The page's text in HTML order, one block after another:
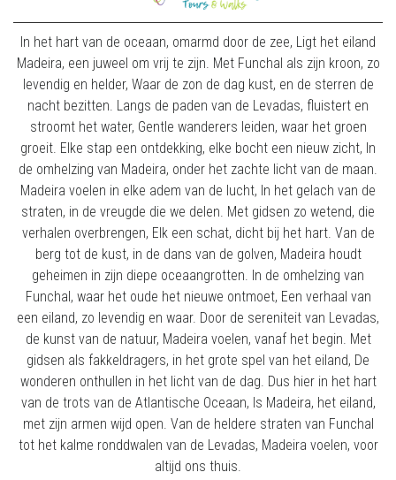
In het hart van de oceaan, omarmd door de zee, Ligt het eiland
Madeira, een juweel om vrij te zijn. Met Funchal als zijn kroon, zo
levendig en helder, Waar de zon de dag kust, en de sterren de
nacht bezitten. Langs de paden van de Levadas, fluistert en
stroomt het water, Gentle wanderers leiden, waar het groen
groeit. Elke stap een ontdekking, elke bocht een nieuw zicht, In
de omhelzing van Madeira, onder het zachte licht van de maan.
Madeira voelen in elke adem van de lucht, In het gelach van de
straten, in de vreugde die we delen. Met gidsen zo wetend, die
verhalen overbrengen, Elk een schat, dicht bij het hart. Van de
berg tot de kust, in de dans van de golven, Madeira houdt
geheimen in zijn diepe oceaangrotten. In de omhelzing van
Funchal, waar het oude het nieuwe ontmoet, Een verhaal van
een eiland, zo levendig en waar. Door de sereniteit van Levadas,
de kunst van de natuur, Madeira voelen, vanaf het begin. Met
gidsen als fakkeldragers, in het grote spel van het eiland, De
wonderen onthullen in het licht van de dag. Dus hier in het hart
van de trots van de Atlantische Oceaan, Is Madeira, het eiland,
met zijn armen wijd open. Van de heldere straten van Funchal
tot het kalme ronddwalen van de Levadas, Madeira voelen, voor
altijd ons thuis.